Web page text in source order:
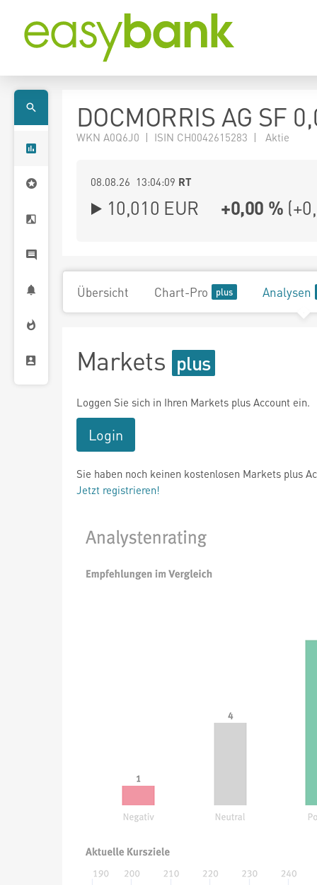
DOCMORRIS AG SF
WKN A0Q6J0 | ISIN CH0042615283 | Aktie
08.08.26 13:04:09 RT
10,010 EUR +0,00 % (
Übersicht Chart-Pro Analysen
Markets
Loggen Sie sich in Ihren Markets plus Account ein.
Login
Sie haben noch keinen kostenlosen Markets plus
Jetzt registrieren!